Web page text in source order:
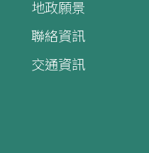
地政願景
聯絡資訊
交通資訊